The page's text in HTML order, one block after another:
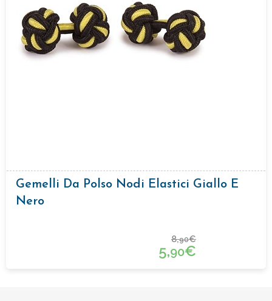
Gemelli Da Polso Nodi Elastici Giallo E
Nero
8,90€
5,90€